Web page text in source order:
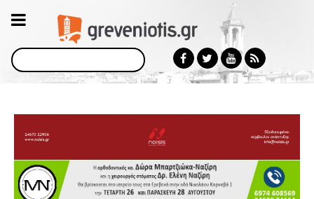
Αναζήτηση